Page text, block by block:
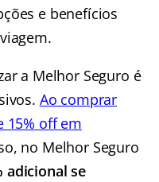
e benefícios
a Melhor Seguro é
Ao comprar
15% off em
no Melhor Seguro
adicional se